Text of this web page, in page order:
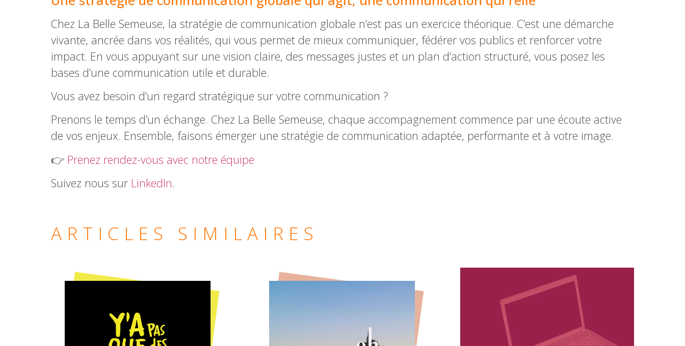
Chez La Belle Semeuse, la stratégie de communication globale n’est pas un exercice théorique. C’est une démarche
vivante, ancrée dans vos réalités, qui vous permet de mieux communiquer, fédérer vos publics et renforcer votre
impact. En vous appuyant sur une vision claire, des messages justes et un plan d’action structuré, vous posez les
bases d’une communication utile et durable.
Vous avez besoin d’un regard stratégique sur votre communication ?
Prenons le temps d’un échange. Chez La Belle Semeuse, chaque accompagnement commence par une écoute active
de vos enjeux. Ensemble, faisons émerger une stratégie de communication adaptée, performante et à votre image.
👉 Prenez rendez-vous avec notre équipe
Suivez nous sur LinkedIn.
ARTICLES SIMILAIRES